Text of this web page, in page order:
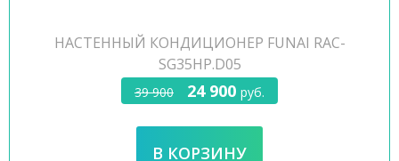
НАСТЕННЫЙ КОНДИЦИОНЕР FUNAI RAC-
SG35HP.D05
39 900 24 900 руб.